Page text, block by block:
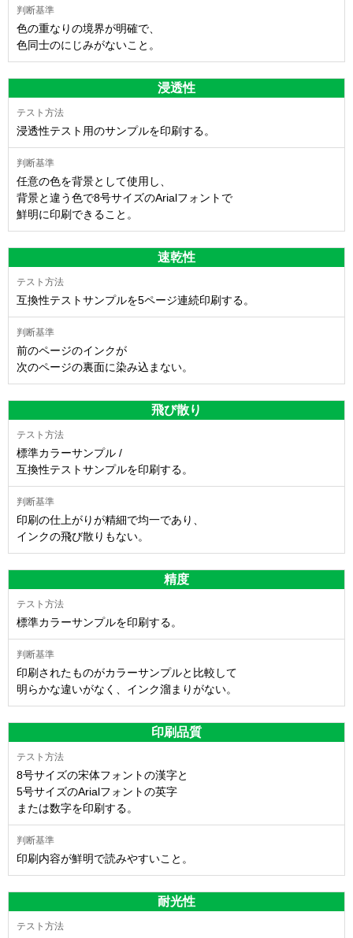
色の重なりの境界が明確で、
色同士のにじみがないこと。
浸透性
浸透性テスト用のサンプルを印刷する。
任意の色を背景として使用し、
背景と違う色で8号サイズのArialフォントで
鮮明に印刷できること。
速乾性
互換性テストサンプルを5ページ連続印刷する。
前のページのインクが
次のページの裏面に染み込まない。
飛び散り
標準カラーサンプル /
互換性テストサンプルを印刷する。
印刷の仕上がりが精細で均一であり、
インクの飛び散りもない。
精度
標準カラーサンプルを印刷する。
印刷されたものがカラーサンプルと比較して
明らかな違いがなく、インク溜まりがない。
印刷品質
8号サイズの宋体フォントの漢字と
5号サイズのArialフォントの英字
または数字を印刷する。
印刷内容が鮮明で読みやすいこと。
耐光性